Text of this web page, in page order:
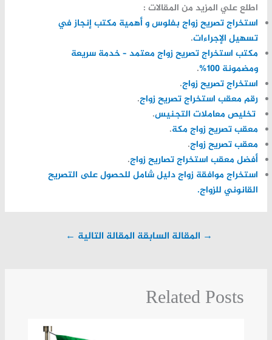
اطلع علي المزيد من المقالات :
استخراج تصريح زواج بفلوس و أهمية مكتب إنجاز في
تسهيل الإجراءات.
مكتب استخراج تصريح زواج معتمد – خدمة سريعة
ومضمونة 100%
.
استخراج تصريح زواج.
رقم معقب استخراج تصريح زواج.
تخليص معاملات التجنيس.
معقب تصريح زواج مكة.
معقب تصريح زواج.
أفضل معقب استخراج تصاريح زواج.
استخراج موافقة زواج دليل شامل للحصول على التصريح
القانوني للزواج.
→ المقالة السابقة المقالة التالية ←
Related Posts